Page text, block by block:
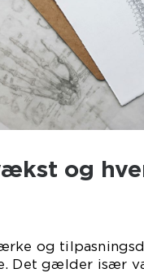
og
og
Det gælder især